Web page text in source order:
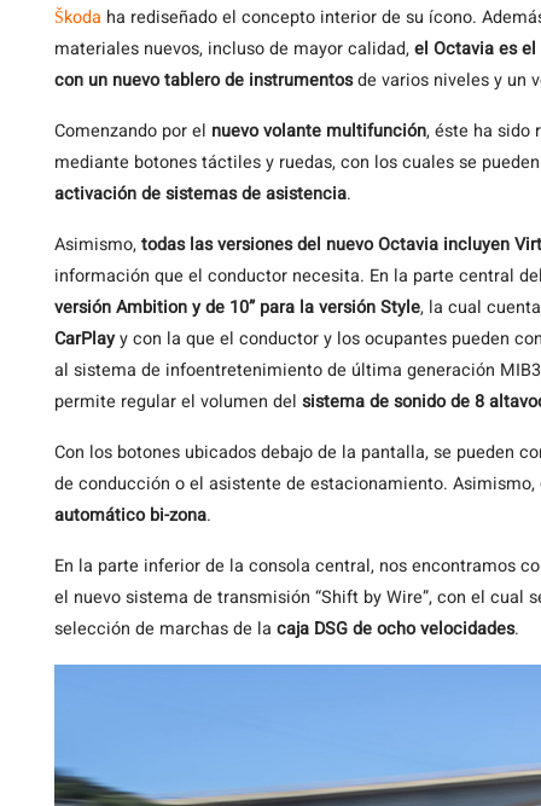
Škoda ha rediseñado el concepto interior de su ícono.
materiales nuevos, incluso de mayor calidad,el Octavia es
con un nuevo tablero de instrumentosde varios niveles y un
Comenzando por el nuevo volante multifunción, éste ha sido
mediante botones táctiles y ruedas, con los cuales se
activación de sistemas de asistencia.
Asimismo,todas las versiones del nuevo Octavia incluyen
información que el conductor necesita. En la parte central
versión Ambition y de 10” para la versión Style, la cual
CarPlayy con la que el conductor y los ocupantes pueden
al sistema de infoentretenimiento de última generación
permite regular el volumen del sistema de sonido de 8
Con los botones ubicados debajo de la pantalla, se pueden
de conducción o el asistente de estacionamiento. Asimismo,
automático bi-zona.
En la parte inferior de la consola central, nos encontramos
el nuevo sistema de transmisión “Shift by Wire”, con el
selección de marchas de la caja DSG de ocho velocidades.